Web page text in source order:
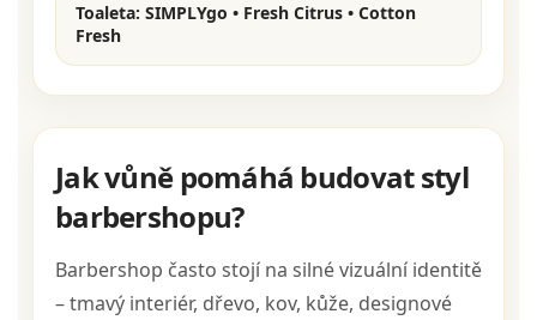
Toaleta: SIMPLYgo • Fresh Citrus • Cotton
Fresh
Jak vůně pomáhá budovat styl
barbershopu?
Barbershop často stojí na silné vizuální identitě
– tmavý interiér, dřevo, kov, kůže, designové